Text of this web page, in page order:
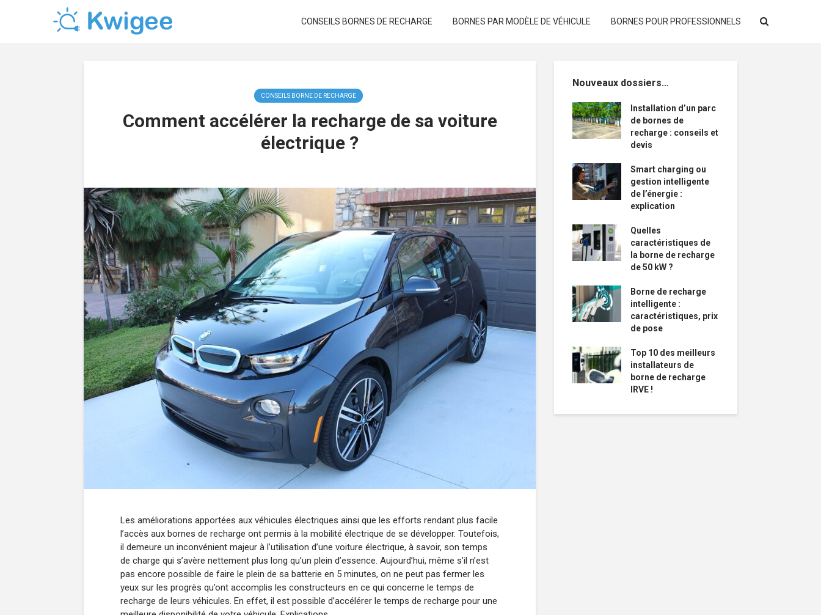
CONSEILS BORNES DE RECHARGE BORNES PAR MODÈLE DE VÉHICULE BORNES POUR PROFESSIONNELS
CONSEILS BORNE DE RECHARGE
Comment accélérer la recharge de sa voiture
électrique ?
Les améliorations apportées aux véhicules électriques ainsi que les efforts rendant plus facile
l’accès aux bornes de recharge ont permis à la mobilité électrique de se développer. Toutefois,
il demeure un inconvénient majeur à l’utilisation d’une voiture électrique, à savoir, son temps
de charge qui s’avère nettement plus long qu’un plein d’essence. Aujourd’hui, même s’il n’est
pas encore possible de faire le plein de sa batterie en 5 minutes, on ne peut pas fermer les
yeux sur les progrès qu’ont accomplis les constructeurs en ce qui concerne le temps de
recharge de leurs véhicules. En effet, il est possible d’accélérer le temps de recharge pour une
Nouveaux dossiers…
Installation d’un parc
de bornes de
recharge : conseils et
devis
Smart charging ou
gestion intelligente
de l’énergie :
explication
Quelles
caractéristiques de
la borne de recharge
de 50 kW ?
Borne de recharge
intelligente :
caractéristiques, prix
de pose
Top 10 des meilleurs
installateurs de
borne de recharge
IRVE !